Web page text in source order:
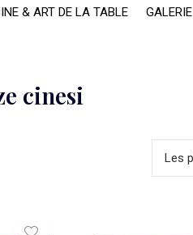
& ART DE LA TABLE GALERIE
cinesi